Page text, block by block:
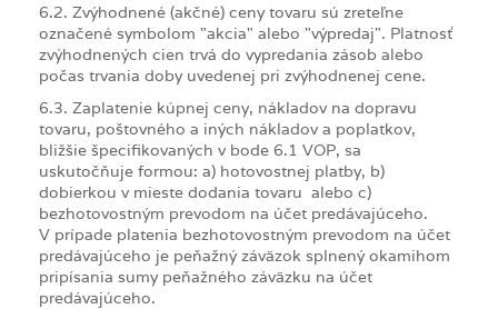
6.2. Zvýhodnené (akčné) ceny tovaru sú zreteľne
označené symbolom "akcia" alebo "výpredaj". Platnosť
zvýhodnených cien trvá do vypredania zásob alebo
počas trvania doby uvedenej pri zvýhodnenej cene.
6.3. Zaplatenie kúpnej ceny, nákladov na dopravu
tovaru, poštovného a iných nákladov a poplatkov,
bližšie špecifikovaných v bode 6.1 VOP, sa
uskutočňuje formou: a) hotovostnej platby, b)
dobierkou v mieste dodania tovaru alebo c)
bezhotovostným prevodom na účet predávajúceho.
V prípade platenia bezhotovostným prevodom na účet
predávajúceho je peňažný záväzok splnený okamihom
pripísania sumy peňažného záväzku na účet
predávajúceho.